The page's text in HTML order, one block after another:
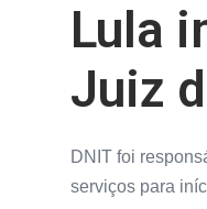
Lula
Juiz
DNIT foi
serviços para